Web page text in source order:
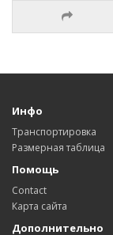
Инфо
Транспортировка
Размерная таблица
Помощь
Contact
Карта сайта
Дополнительно